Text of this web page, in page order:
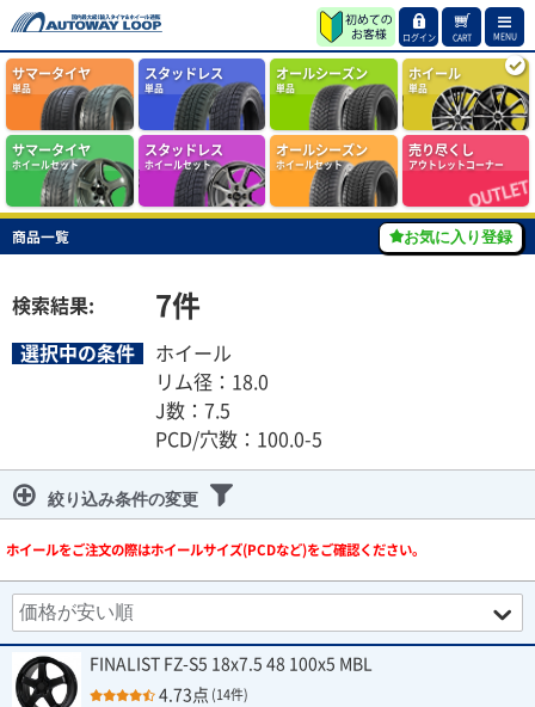
ログイン CART MENU
サマータイヤ
単品
スタッドレス
単品
オールシーズン
単品
ホイール
単品
サマータイヤ
ホイールセット
スタッドレス
ホイールセット
オールシーズン
ホイールセット
売り尽くし
アウトレットコーナー
商品一覧
検索結果: 7件
選択中の条件
ホイール
リム径：18.0
J数：7.5
PCD/穴数：100.0-5
絞り込み条件の変更
ホイールをご注文の際はホイールサイズ(PCDなど)をご確認ください。
お気に入り登録
FINALIST FZ-S5 18x7.5 48 100x5 MBL
4.73点 (14件)